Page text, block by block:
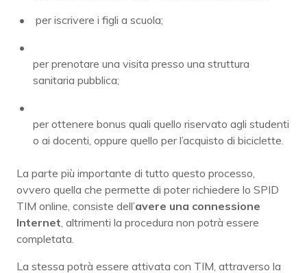
per iscrivere i figli a scuola;
per prenotare una visita presso una struttura
sanitaria pubblica;
per ottenere bonus quali quello riservato agli studenti
o ai docenti, oppure quello per l’acquisto di biciclette.
La parte più importante di tutto questo processo,
ovvero quella che permette di poter richiedere lo SPID
TIM online, consiste dell’avere una connessione
Internet, altrimenti la procedura non potrà essere
completata.
La stessa potrà essere attivata con TIM, attraverso la